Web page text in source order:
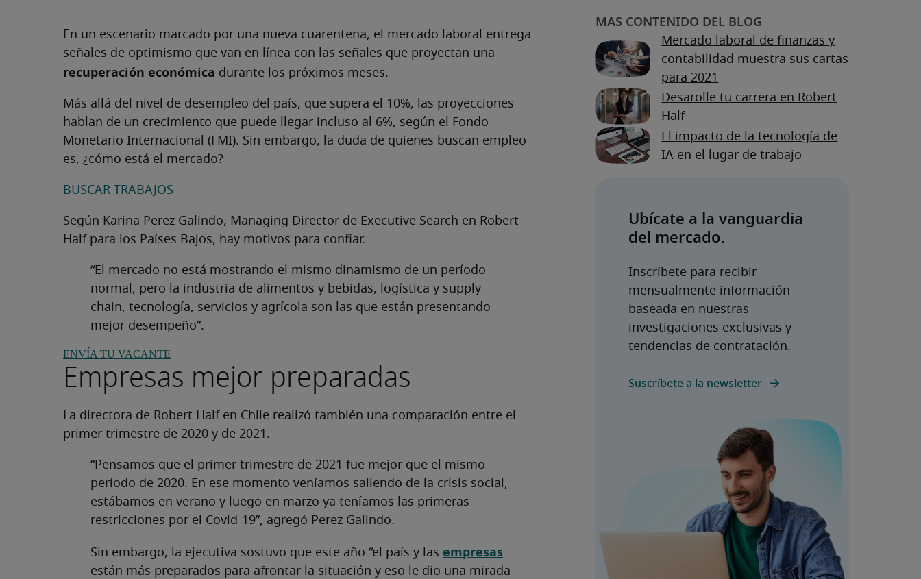
En un escenario marcado por una nueva cuarentena, el mercado laboral entrega
señales de optimismo que van en línea con las señales que proyectan una
recuperación económica durante los próximos meses.
Más allá del nivel de desempleo del país, que supera el 10%, las proyecciones
hablan de un crecimiento que puede llegar incluso al 6%, según el Fondo
Monetario Internacional (FMI). Sin embargo, la duda de quienes buscan empleo
es, ¿cómo está el mercado?
BUSCAR TRABAJOS
Según Karina Perez Galindo, Managing Director de Executive Search en Robert
Half para los Países Bajos, hay motivos para confiar.
“El mercado no está mostrando el mismo dinamismo de un período
normal, pero la industria de alimentos y bebidas, logística y supply
chain, tecnología, servicios y agrícola son las que están presentando
mejor desempeño”.
ENVÍA TU VACANTE
Empresas mejor preparadas
La directora de Robert Half en Chile realizó también una comparación entre el
primer trimestre de 2020 y de 2021.
“Pensamos que el primer trimestre de 2021 fue mejor que el mismo
período de 2020. En ese momento veníamos saliendo de la crisis social,
estábamos en verano y luego en marzo ya teníamos las primeras
restricciones por el Covid-19”, agregó Perez Galindo.
Sin embargo, la ejecutiva sostuvo que este año “el país y las empresas
están más preparados para afrontar la situación y eso le dio una mirada
Mercado laboral de finanzas y
contabilidad muestra sus cartas
para 2021
Desarolle tu carrera en Robert
Half
El impacto de la tecnología de
IA en el lugar de trabajo